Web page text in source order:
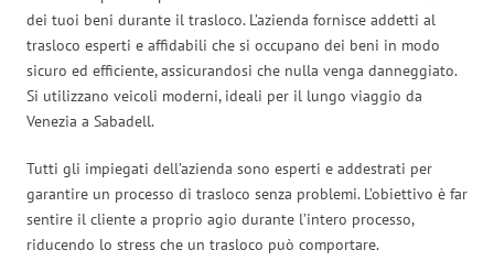
dei tuoi beni durante il trasloco. L’azienda fornisce addetti al
trasloco esperti e affidabili che si occupano dei beni in modo
sicuro ed efficiente, assicurandosi che nulla venga danneggiato.
Si utilizzano veicoli moderni, ideali per il lungo viaggio da
Venezia a Sabadell.
Tutti gli impiegati dell’azienda sono esperti e addestrati per
garantire un processo di trasloco senza problemi. L’obiettivo è far
sentire il cliente a proprio agio durante l’intero processo,
riducendo lo stress che un trasloco può comportare.